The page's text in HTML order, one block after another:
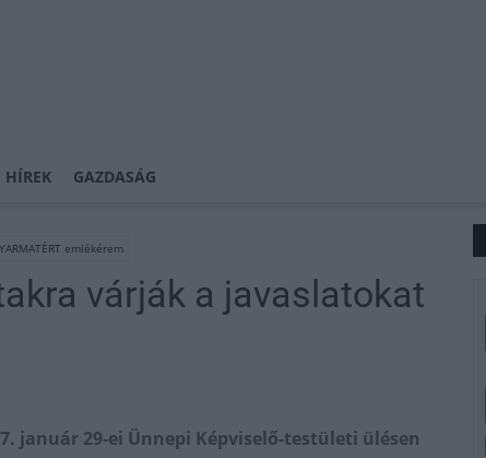
HÍREK GAZDASÁG
emlékérem
várják a javaslatokat
január 29-ei Ünnepi Képviselő-testületi ülésen